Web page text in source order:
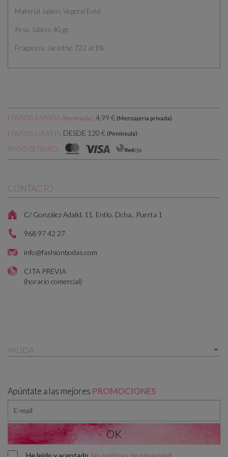
Material Jabón: Vegetal Estd.
Peso Jabón: 40 gr.
Fragancia: Jacinthe 722 al 1%
ENVÍOS ESPAÑA (Península): 4,99 € (Mensajería privada)
ENVÍOS GRATIS: DESDE 120 € (Península)
PAGO SEGURO:
CONTACTO
C/ González Adalid, 11, Entlo. Dcha., Puerta 1
968 97 42 27
info@fashionbodas.com
CITA PREVIA
(horario comercial)
AYUDA 
Apúntate a las mejores PROMOCIONES
He leído y aceptado las políticas de privacidad